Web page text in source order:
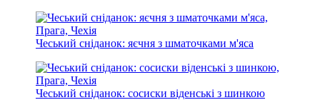
Чеський сніданок: яєчня з шматочками м'яса
Чеський сніданок: сосиски віденські з шинкою